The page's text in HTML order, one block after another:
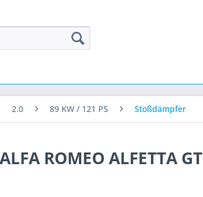
2.0 89 KW / 121 PS Stoßdämpfer
ROMEO ALFETTA GT